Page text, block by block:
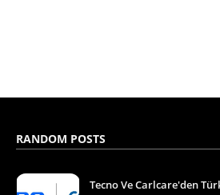
RANDOM POSTS
Tecno Ve Carlcare'den